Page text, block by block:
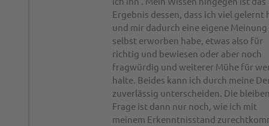
Ergebnis dessen, dass ich viel gelernt
und mir dadurch eine eigene Meinung
selbst erworben habe, etwas also für
richtig und bewiesen oder aber noch
fragwürdig und weiterer Mühe für
halte. Beides kann ich durch meine
zuverlässig unterscheiden. Die
Frage ist dann nur noch, wie ich mit
meinem Erkenntnisstand